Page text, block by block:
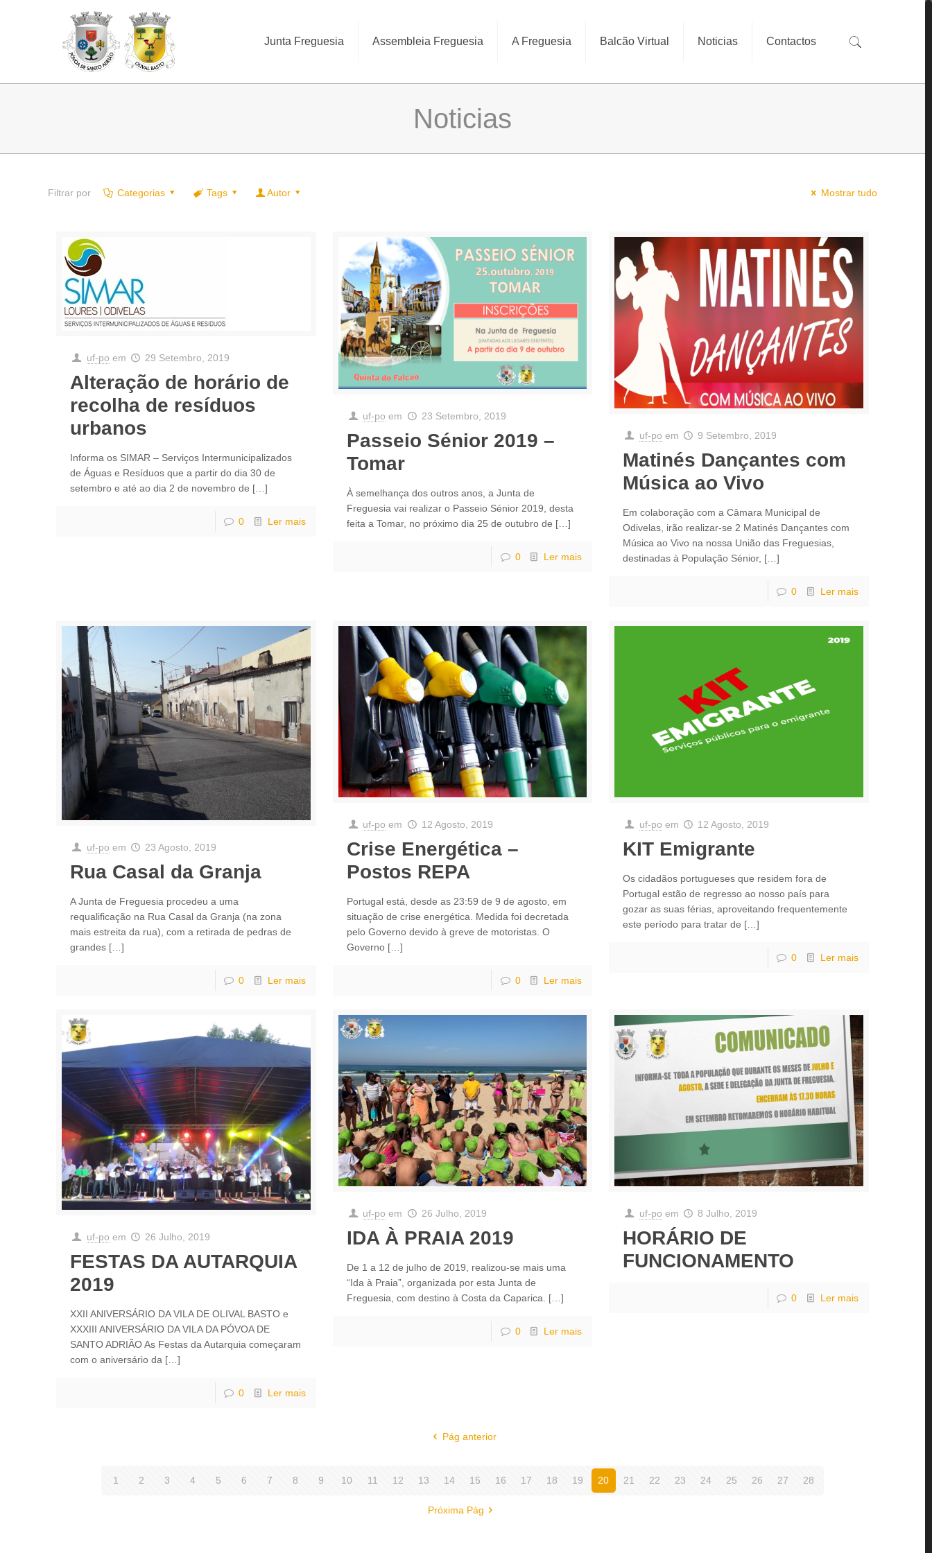
Junta Freguesia Assembleia Freguesia A Freguesia Balcão Virtual Noticias Contactos
Noticias
Filtrar por Categorias Tags Autor Mostrar tudo
uf-po em 29 Setembro, 2019
Alteração de horário de
recolha de resíduos
urbanos
Informa os SIMAR – Serviços Intermunicipalizados
de Águas e Resíduos que a partir do dia 30 de
setembro e até ao dia 2 de novembro de […]
0 Ler mais
uf-po em 23 Setembro, 2019
Passeio Sénior 2019 –
Tomar
À semelhança dos outros anos, a Junta de
Freguesia vai realizar o Passeio Sénior 2019, desta
feita a Tomar, no próximo dia 25 de outubro de […]
0 Ler mais
uf-po em 9 Setembro, 2019
Matinés Dançantes com
Música ao Vivo
Em colaboração com a Câmara Municipal de
Odivelas, irão realizar-se 2 Matinés Dançantes com
Música ao Vivo na nossa União das Freguesias,
destinadas à População Sénior, […]
0 Ler mais
uf-po em 23 Agosto, 2019
Rua Casal da Granja
A Junta de Freguesia procedeu a uma
requalificação na Rua Casal da Granja (na zona
mais estreita da rua), com a retirada de pedras de
grandes […]
0 Ler mais
uf-po em 12 Agosto, 2019
Crise Energética –
Postos REPA
Portugal está, desde as 23:59 de 9 de agosto, em
situação de crise energética. Medida foi decretada
pelo Governo devido à greve de motoristas. O
Governo[…]
0 Ler mais
uf-po em 12 Agosto, 2019
KIT Emigrante
Os cidadãos portugueses que residem fora de
Portugal estão de regresso ao nosso país para
gozar as suas férias, aproveitando frequentemente
este período para tratar de […]
0 Ler mais
uf-po em 26 Julho, 2019
FESTAS DA AUTARQUIA
2019
XXII ANIVERSÁRIO DA VILA DE OLIVAL BASTO e
XXXIII ANIVERSÁRIO DA VILA DA PÓVOA DE
SANTO ADRIÃO As Festas da Autarquia começaram
com o aniversário da […]
0 Ler mais
uf-po em 26 Julho, 2019
IDA À PRAIA 2019
De 1 a 12 de julho de 2019, realizou-se mais uma
“Ida à Praia”, organizada por esta Junta de
Freguesia, com destino à Costa da Caparica.
[…]
0 Ler mais
uf-po em 8 Julho, 2019
HORÁRIO DE
FUNCIONAMENTO
0 Ler mais
Pág anterior
1 2 3 4 5 6 7 8 9 10 11 12 13 14 15 16 17 18 19 20 21 22 23 24 25 26 27 28
Próxima Pág